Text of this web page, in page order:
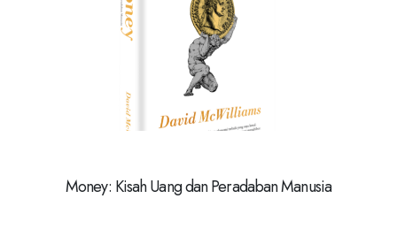
Money: Kisah Uang dan Peradaban Manusia